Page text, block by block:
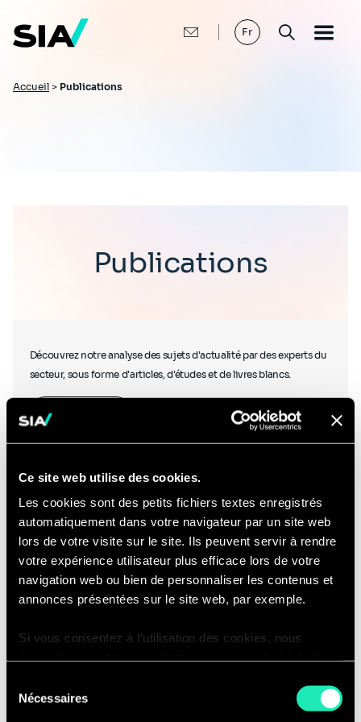
Ce site web utilise des cookies.
Les cookies sont des petits fichiers textes enregistrés
automatiquement dans votre navigateur par un site web
lors de votre visite sur le site. Ils peuvent servir à rendre
votre expérience utilisateur plus efficace lors de votre
navigation web ou bien de personnaliser les contenus et
annonces présentées sur le site web, par exemple.
Si vous consentez à l’utilisation des cookies, nous
consentir à cette utilisation à nouveau. Si vous ne
Nécessaires
contenu
principal
Fr
Fil
Accueil > Publications
Publications
Découvrez notre analyse des sujets d'actualité par des experts du
secteur, sous forme d'articles, d'études et de livres blancs.
En savoir plus
Podcasts
Écoutez nos experts discuter avec d'autres experts du secteur et
découvrez des podcasts créés en interne.
Ecouter nos podcasts